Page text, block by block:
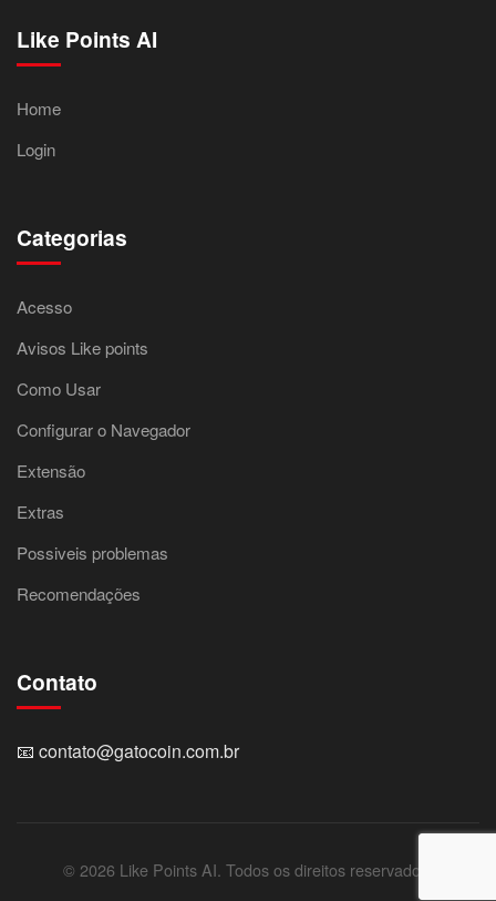
Like Points AI
Home
Login
Categorias
Acesso
Avisos Like points
Como Usar
Configurar o Navegador
Extensão
Extras
Possiveis problemas
Recomendações
Contato
📧 contato@gatocoin.com.br
© 2026 Like Points AI. Todos os direitos reservados.